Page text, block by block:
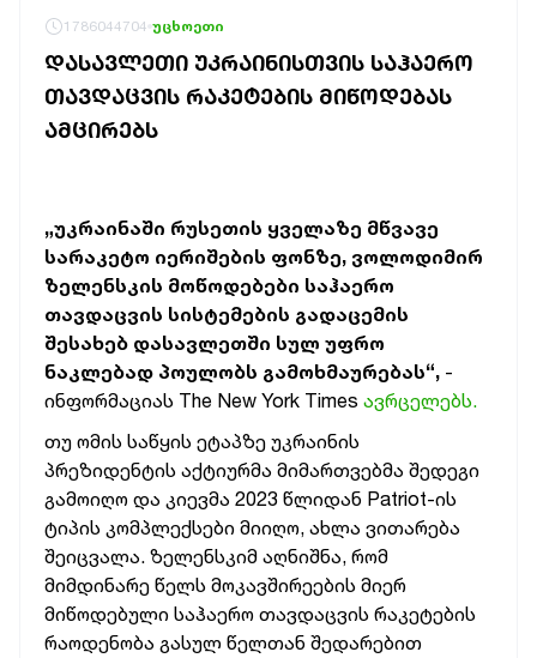
1786044704 უცხოეთი
ᲓᲐᲡᲐᲕᲚᲔᲗᲘ ᲣᲙᲠᲐᲘᲜᲘᲡᲗᲕᲘᲡ ᲡᲐᲰᲐᲔᲠᲝ
ᲗᲐᲕᲓᲐᲪᲕᲘᲡ ᲠᲐᲙᲔᲢᲔᲑᲘᲡ ᲛᲘᲬᲝᲓᲔᲑᲐᲡ
ᲐᲛᲪᲘᲠᲔᲑᲡ
„უკრაინაში რუსეთის ყველაზე მწვავე
სარაკეტო იერიშების ფონზე, ვოლოდიმირ
ზელენსკის მოწოდებები საჰაერო
თავდაცვის სისტემების გადაცემის
შესახებ დასავლეთში სულ უფრო
ნაკლებად პოულობს გამოხმაურებას“, -
ინფორმაციას The New York Times ავრცელებს.
თუ ომის საწყის ეტაპზე უკრაინის
პრეზიდენტის აქტიურმა მიმართვებმა შედეგი
გამოიღო და კიევმა 2023 წლიდან Patriot-ის
ტიპის კომპლექსები მიიღო, ახლა ვითარება
შეიცვალა. ზელენსკიმ აღნიშნა, რომ
მიმდინარე წელს მოკავშირეების მიერ
მიწოდებული საჰაერო თავდაცვის რაკეტების
რაოდენობა გასულ წელთან შედარებით